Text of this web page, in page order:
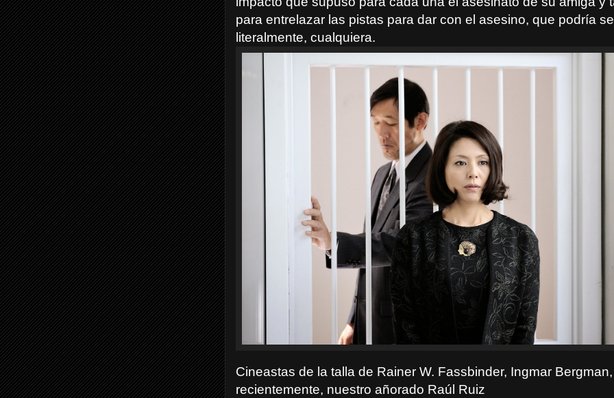
para entrelazar las pistas para dar con el asesino, que podría
literalmente, cualquiera.
Cineastas de la talla de Rainer W. Fassbinder, Ingmar
recientemente, nuestro añorado Raúl Ruiz